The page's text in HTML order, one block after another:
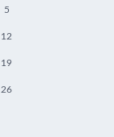
5
12
19
26